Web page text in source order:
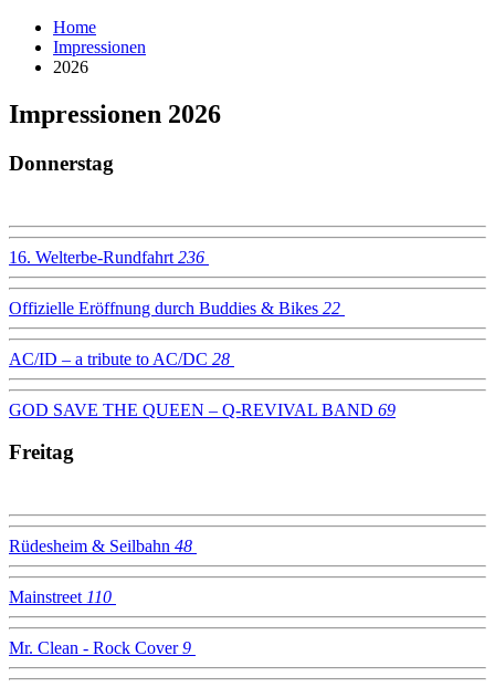
Home
Impressionen
2026
Impressionen 2026
Donnerstag
16. Welterbe-Rundfahrt 236
Offizielle Eröffnung durch Buddies & Bikes 22
AC/ID – a tribute to AC/DC 28
GOD SAVE THE QUEEN – Q-REVIVAL BAND 69
Freitag
Rüdesheim & Seilbahn 48
Mainstreet 110
Mr. Clean - Rock Cover9